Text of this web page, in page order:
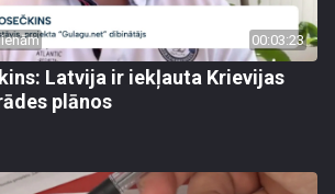
00:03:23
Latvija ir iekļauta Krievijas
plānos